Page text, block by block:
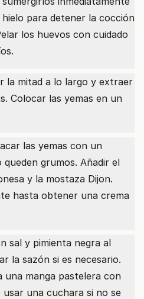
para detener la cocción
los huevos con cuidado
la mitad a lo largo y extraer
Colocar las yemas en un
las yemas con un
grumos. Añadir el
y la mostaza Dijon.
hasta obtener una crema
sal y pimienta negra al
la sazón si es necesario.
una manga pastelera con
una cuchara si no se